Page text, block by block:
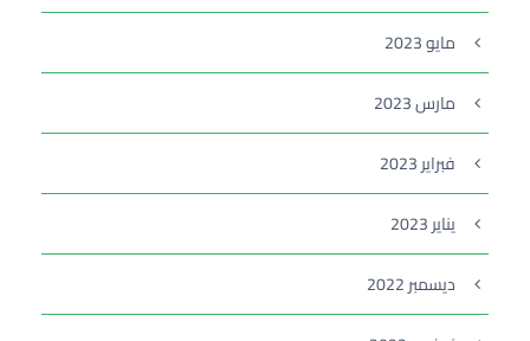
مايو 2023
مارس 2023
فبراير 2023
يناير 2023
ديسمبر 2022